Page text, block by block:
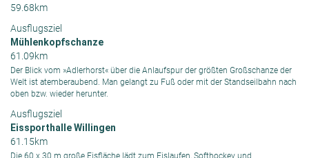
59.68km
Ausflugsziel
Mühlenkopfschanze
61.09km
Der Blick vom »Adlerhorst« über die Anlaufspur der größten Großschanze der
Welt ist atemberaubend. Man gelangt zu Fuß oder mit der Standseilbahn nach
oben bzw. wieder herunter.
Ausflugsziel
Eissporthalle Willingen
61.15km
Die 60 x 30 m große Eisfläche lädt zum Eislaufen, Softhockey und